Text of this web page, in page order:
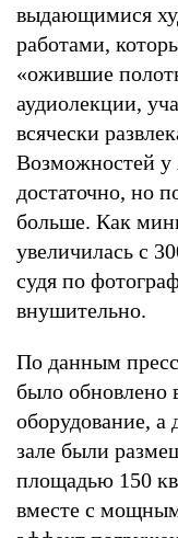
выдающимися
работами,
«ожившие
аудиолекции,
всячески
Возможностей
достаточно, но
больше. Как
увеличилась с
судя по
внушительно.
По данным
было обновлено
оборудование, а
зале были
площадью 150
вместе с мощным